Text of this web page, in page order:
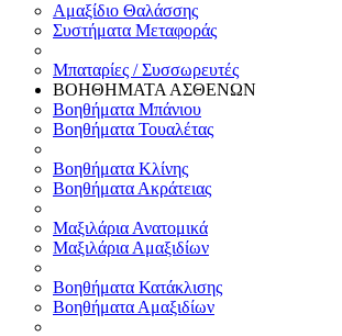
Αμαξίδιο Θαλάσσης
Συστήματα Μεταφοράς
Μπαταρίες / Συσσωρευτές
ΒΟΗΘΗΜΑΤΑ ΑΣΘΕΝΩΝ
Βοηθήματα Μπάνιου
Βοηθήματα Τουαλέτας
Βοηθήματα Κλίνης
Βοηθήματα Ακράτειας
Μαξιλάρια Ανατομικά
Μαξιλάρια Αμαξιδίων
Βοηθήματα Κατάκλισης
Βοηθήματα Αμαξιδίων